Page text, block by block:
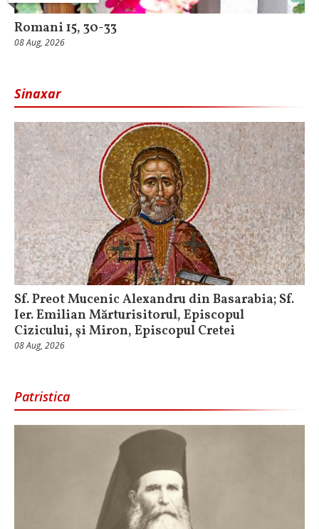
Romani 15, 30-33
08 Aug, 2026
Sinaxar
Sf. Preot Mucenic Alexandru din Basarabia; Sf.
Ier. Emilian Mărturisitorul, Episcopul
Cizicului, şi Miron, Episcopul Cretei
08 Aug, 2026
Patristica